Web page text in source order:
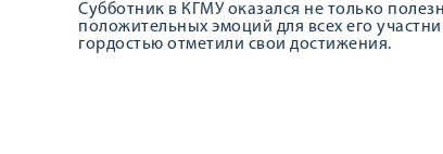
Субботник в КГМУ оказался не только
положительных эмоций для всех его
гордостью отметили свои достижения.